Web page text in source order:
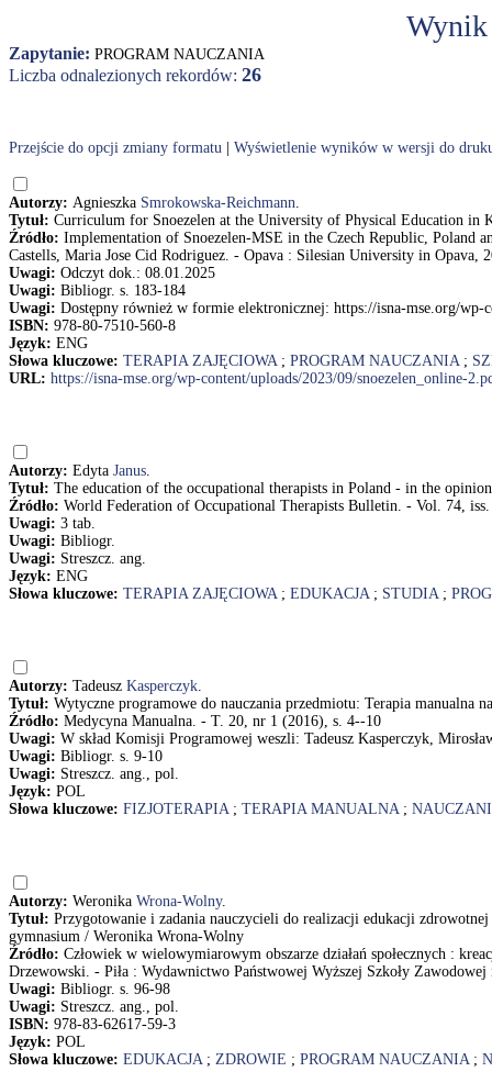
Zapytanie: PROGRAM NAUCZANIA
Liczba odnalezionych rekordów: 26
Przejście do opcji zmiany formatu Wyświetlenie wyników w wersji do
Autorzy: Agnieszka Smrokowska-Reichmann.
Tytuł: Curriculum for Snoezelen at the University of Physical Education in
Źródło: Implementation of Snoezelen-MSE in the Czech Republic, Poland
Castells, Maria Jose Cid Rodriguez. - Opava : Silesian University in Opava,
Uwagi: Odczyt dok.: 08.01.2025
Uwagi: Bibliogr. s. 183-184
Uwagi: Dostępny również w formie elektronicznej: https://isna-mse.org/wp-
ISBN: 978-80-7510-560-8
Język: ENG
Słowa kluczowe: TERAPIA ZAJĘCIOWA; PROGRAM NAUCZANIA;
URL: https://isna-mse.org/wp-content/uploads/2023/09/snoezelen_online-
Autorzy: Edyta Janus.
Tytuł: The education of the occupational therapists in Poland - in the
Źródło: World Federation of Occupational Therapists Bulletin. - Vol. 74,
Uwagi: 3 tab.
Uwagi: Bibliogr.
Uwagi: Streszcz. ang.
Język: ENG
Słowa kluczowe: TERAPIA ZAJĘCIOWA; EDUKACJA; STUDIA;
Autorzy: Tadeusz Kasperczyk.
Tytuł: Wytyczne programowe do nauczania przedmiotu: Terapia manualna
Źródło: Medycyna Manualna. - T. 20, nr 1 (2016), s. 4--10
Uwagi: W skład Komisji Programowej weszli: Tadeusz Kasperczyk,
Uwagi: Bibliogr. s. 9-10
Uwagi: Streszcz. ang., pol.
Język: POL
Słowa kluczowe: FIZJOTERAPIA; TERAPIA MANUALNA;
Autorzy: Weronika Wrona-Wolny.
Tytuł: Przygotowanie i zadania nauczycieli do realizacji edukacji
gymnasium / Weronika Wrona-Wolny
Źródło: Człowiek w wielowymiarowym obszarze działań społecznych :
Drzewowski. - Piła : Wydawnictwo Państwowej Wyższej Szkoły
Uwagi: Bibliogr. s. 96-98
Uwagi: Streszcz. ang., pol.
ISBN: 978-83-62617-59-3
Język: POL
Słowa kluczowe: EDUKACJA; ZDROWIE ; PROGRAM NAUCZANIA;